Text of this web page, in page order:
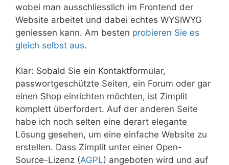
wobei man ausschliesslich im Frontend der
Website arbeitet und dabei echtes WYSIWYG
geniessen kann. Am besten probieren Sie es
gleich selbst aus.
Klar: Sobald Sie ein Kontaktformular,
passwortgeschützte Seiten, ein Forum oder gar
einen Shop einrichten möchten, ist Zimplit
komplett überfordert. Auf der anderen Seite
habe ich noch selten eine derart elegante
Lösung gesehen, um eine einfache Website zu
erstellen. Dass Zimplit unter einer Open-
Source-Lizenz (AGPL) angeboten wird und auf